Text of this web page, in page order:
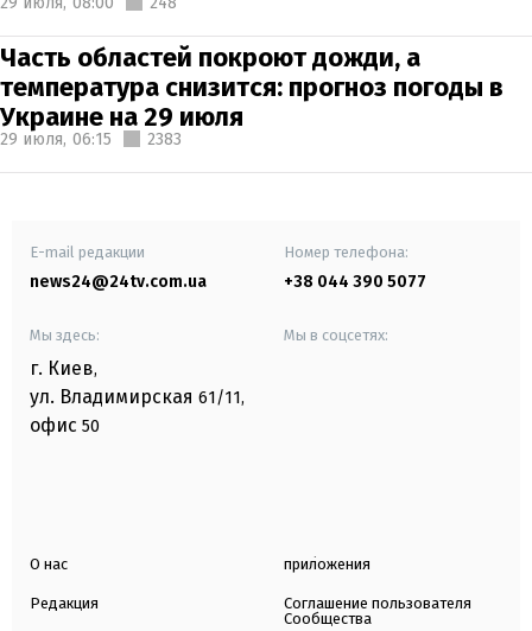
Часть областей покроют дожди, а
температура снизится: прогноз погоды в
Украине на 29 июля
29 июля, 06:15 2383
E-mail редакции
news24@24tv.com.ua
Номер телефона:
+38 044 390 5077
Мы здесь:
г. Киев,
ул. Владимирская 61/11,
офис 50
Мы в соцсетях:
О нас
Редакция
приложения
Соглашение пользователя
Сообщества